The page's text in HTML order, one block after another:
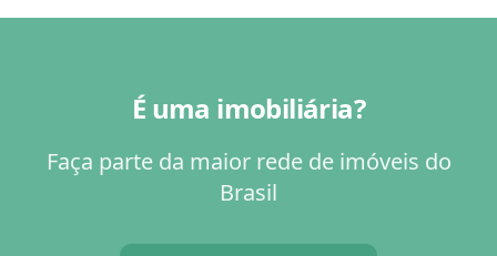
É uma imobiliária?
Faça parte da maior rede de imóveis do
Brasil